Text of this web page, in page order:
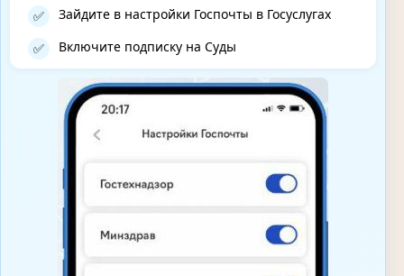
✅ Зайдите в настройки Госпочты в Госуслугах
✅ Включите подписку на Суды